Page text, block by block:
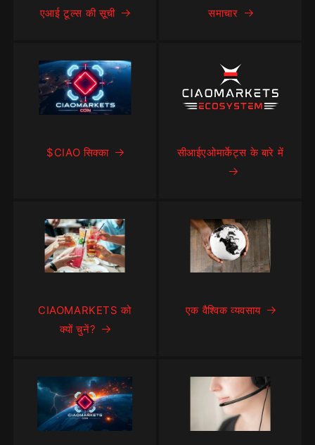
एआई टूल्स की सूची समाचार
$CIAO सिक्का सीआईएओमार्केट्स के बारे में
CIAOMARKETS को
क्यों चुनें?
एक वैश्विक व्यवसाय